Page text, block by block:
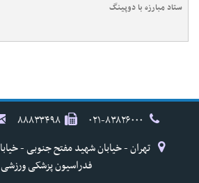
ستاد مبارزه با دوپینگ
۸۸۸۳۳۴۹۸
فدراسیون پزشکی ورزشی